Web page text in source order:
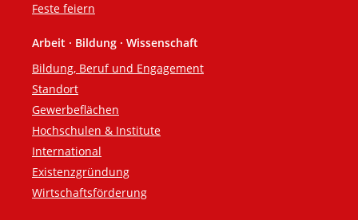
Feste feiern
Arbeit · Bildung · Wissenschaft
Bildung, Beruf und Engagement
Standort
Gewerbeflächen
Hochschulen & Institute
International
Existenzgründung
Wirtschaftsförderung